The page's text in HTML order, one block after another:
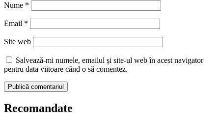
Nume *
Email *
Site web
Salvează-mi numele, emailul și site-ul web în acest navigator
pentru data viitoare când o să comentez.
Recomandate